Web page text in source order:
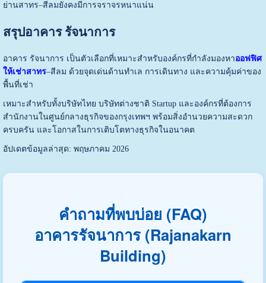
ย่านสาทร–สีลมยังคงมีการจราจรหนาแน่น
สรุปอาคาร รัจนาการ
อาคาร รัจนาการ เป็นตัวเลือกที่เหมาะสำหรับองค์กรที่กำลังมองหาออฟฟิศ
ให้เช่าสาทร–สีลม ด้วยจุดเด่นด้านทำเล การเดินทาง และความคุ้มค่าของ
พื้นที่เช่า
เหมาะสำหรับทั้งบริษัทไทย บริษัทต่างชาติ Startup และองค์กรที่ต้องการ
สำนักงานในศูนย์กลางธุรกิจของกรุงเทพฯ พร้อมสิ่งอำนวยความสะดวก
ครบครัน และโอกาสในการเติบโตทางธุรกิจในอนาคต
อัปเดตข้อมูลล่าสุด: พฤษภาคม 2026
คำถามที่พบบ่อย (FAQ)
อาคารรัจนาการ (Rajanakarn
Building)